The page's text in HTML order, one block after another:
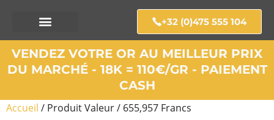
+32 (0)475 555 104
VENDEZ VOTRE OR AU MEILLEUR PRIX
DU MARCHÉ - 18K = 110€/GR - PAIEMENT
CASH
Accueil / Produit Valeur / 655,957 Francs